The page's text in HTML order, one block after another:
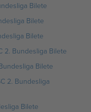
Bilete
Bilete
Bilete
2. Bundesliga Bilete
Bilete
2. Bundesliga
Bilete